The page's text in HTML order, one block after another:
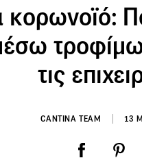
τις
CANTINA TEAM 13